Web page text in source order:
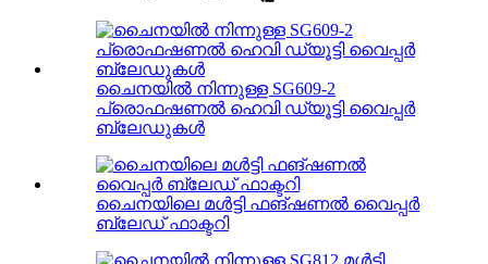
ചൈനയിൽ നിന്നുള്ള SG609-2
പ്രൊഫഷണൽ ഹെവി ഡ്യൂട്ടി വൈപ്പർ
ബ്ലേഡുകൾ
ചൈനയിലെ മൾട്ടി ഫങ്ഷണൽ വൈപ്പർ
ബ്ലേഡ് ഫാക്ടറി